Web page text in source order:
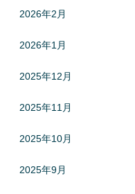
2026年2月
2026年1月
2025年12月
2025年11月
2025年10月
2025年9月